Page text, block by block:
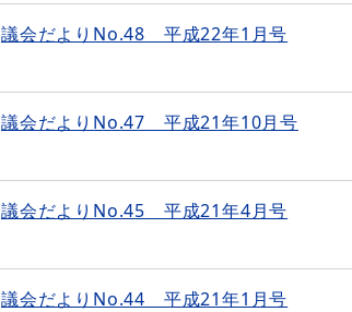
議会だよりNo.48 平成22年1月号
議会だよりNo.47 平成21年10月号
議会だよりNo.45 平成21年4月号
議会だよりNo.44 平成21年1月号